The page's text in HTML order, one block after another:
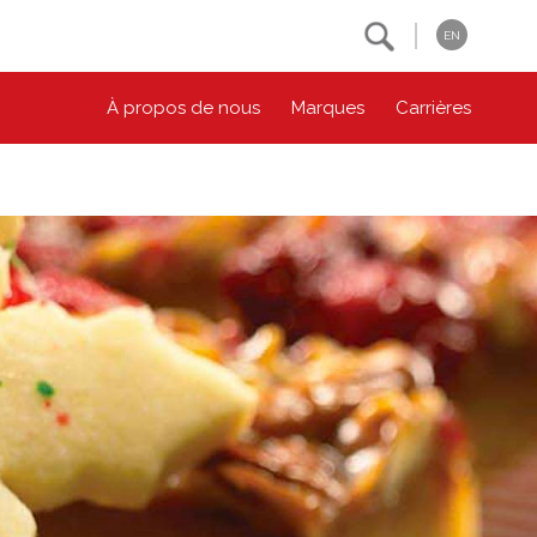
EN
À propos de nous Marques Carrières
Environnement
Bien-être des animaux
Collectivité
Principes coopératifs
Diversité et inclusion
Accessibilité
Contactez-nous
Location